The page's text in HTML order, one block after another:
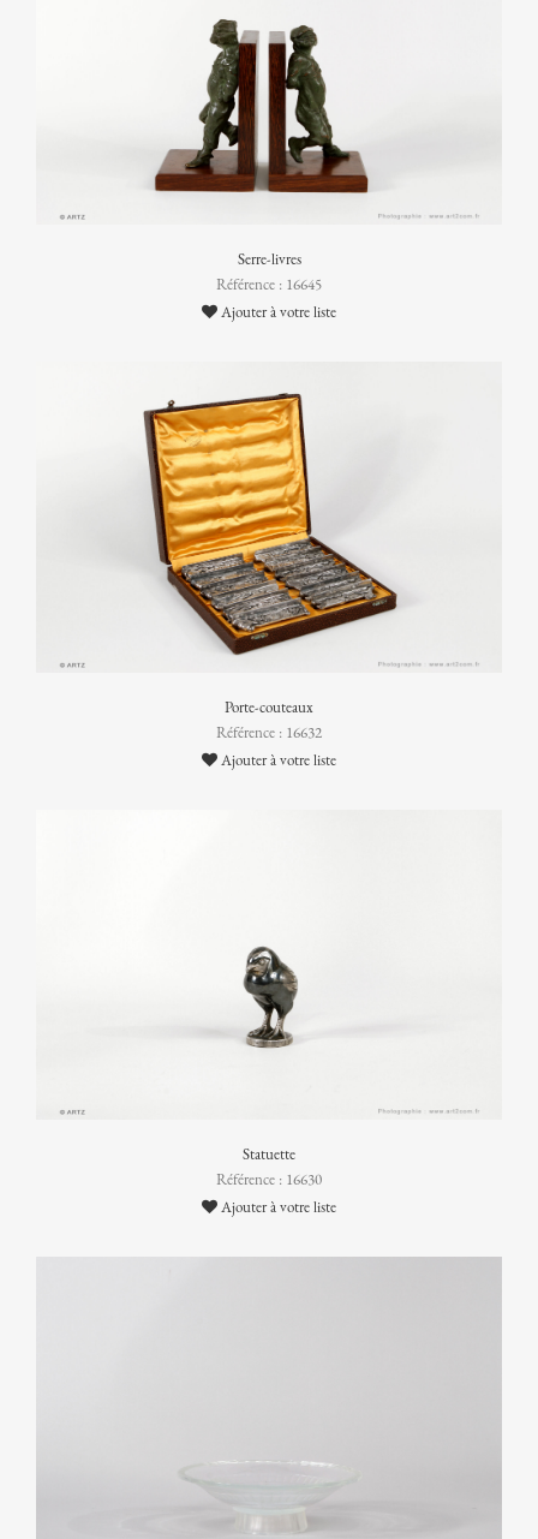
Serre-livres
Référence : 16645
Ajouter à votre liste
Porte-couteaux
Référence : 16632
Ajouter à votre liste
Statuette
Référence : 16630
Ajouter à votre liste